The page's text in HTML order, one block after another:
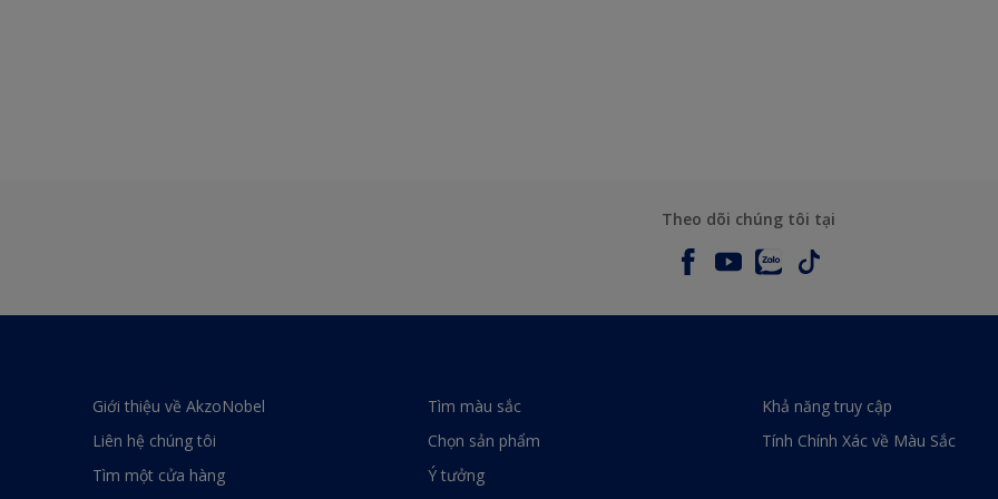
Theo dõi chúng tôi tại
Giới thiệu về AkzoNobel
Liên hệ chúng tôi
Tìm một cửa hàng
Tìm màu sắc
Chọn sản phẩm
Ý tưởng
Khả năng truy cập
Tính Chính Xác về Màu Sắc